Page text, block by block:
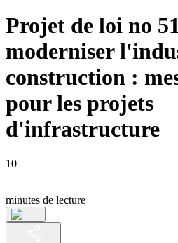
Projet de loi no
moderniser
construction :
pour les projets
d'infrastructure
10
minutes de lecture